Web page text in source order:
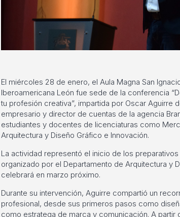
El miércoles 28 de enero, el Aula Magna San
Iberoamericana León fue sede de la conferencia
tu profesión creativa”, impartida por Oscar Aguirre
empresario y director de cuentas de la agencia
estudiantes y docentes de licenciaturas como
Arquitectura y Diseño Gráfico e Innovación.
La actividad representó el inicio de los
organizado por el Departamento de Arquitectura y
celebrará en marzo próximo.
Durante su intervención, Aguirre compartió un
profesional, desde sus primeros pasos como
como estratega de marca y comunicación. A partir